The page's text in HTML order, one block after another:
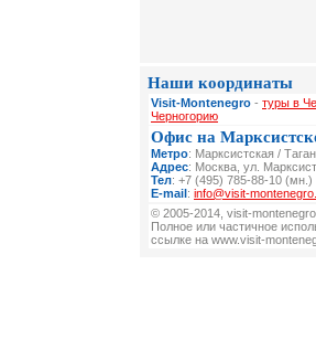
Наши координаты
Visit-Montenegro - туры в
Черногорию
Офис на
Метро: Марксистская /
Адрес: Москва, ул.
Тел: +7 (495) 785-88-10 (мн.)
E-mail: info@visit-
© 2005-2014, visit-
Полное или частичное
ссылке на www.visit-